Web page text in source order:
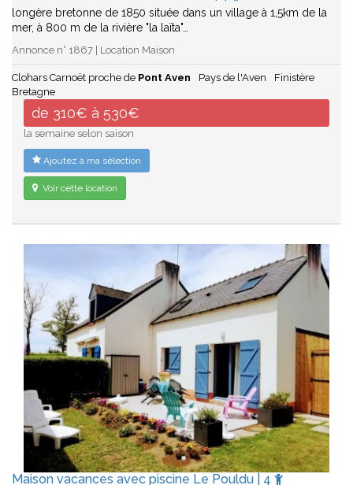
longère bretonne de 1850 située dans un village à 1,5km de la
mer, à 800 m de la rivière "la laïta"…
Annonce n° 1867 | Location Maison
Clohars Carnoët proche de Pont Aven Pays de l'Aven
Finistère
Bretagne
de 310€ à 530€
la semaine selon saison
Ajoutez à ma sélection
Voir cette location
Maison vacances avec piscine Le Pouldu | 4